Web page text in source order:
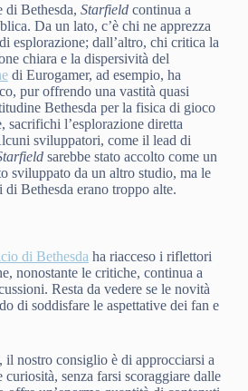
di Bethesda, Starfieldcontinua a
Da un lato, c’è chi ne apprezza
esplorazione; dall’altro, chi critica la
chiara e la dispersività del
di Eurogamer, ad esempio, ha
pur offrendo una vastità quasi
Bethesda per la fisica di gioco
sacrifichi l’esplorazione diretta
sviluppatori, come il lead di
sarebbe stato accolto come un
sviluppato da un altro studio, ma le
Bethesda erano troppo alte.
di Bethesdaha riacceso i riflettori
nonostante le critiche, continua a
Resta da vedere se le novità
di soddisfare le aspettative dei fan e
il nostro consiglio è di approcciarsi a
senza farsi scoraggiare dalle